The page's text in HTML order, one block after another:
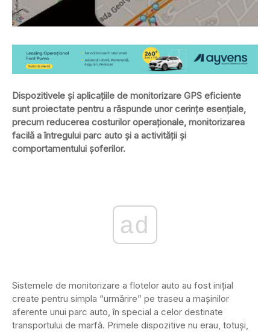
Dispozitivele şi aplicaţiile de monitorizare GPS eficiente
sunt proiectate pentru a răspunde unor cerinţe esenţiale,
precum reducerea costurilor operaţionale, monitorizarea
facilă a întregului parc auto şi a activităţii şi
comportamentului şoferilor.
ad
Sistemele de monitorizare a flotelor auto au fost iniţial
create pentru simpla “urmărire” pe traseu a maşinilor
aferente unui parc auto, în special a celor destinate
transportului de marfă. Primele dispozitive nu erau, totuşi,